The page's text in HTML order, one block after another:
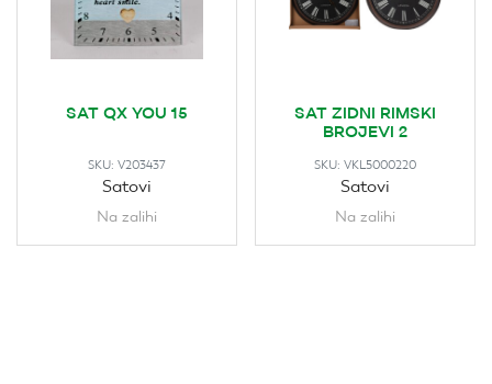
SAT QX YOU 15
SKU: V203437
Satovi
Na zalihi
SAT ZIDNI RIMSKI
BROJEVI 2
SKU:VKL5000220
Satovi
Na zalihi